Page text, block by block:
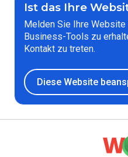
Ist das Ihre
Melden Sie Ihre Website
Business-Tools zu
Kontakt zu treten.
Diese Website